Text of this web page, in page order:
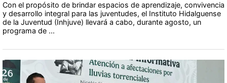
Con el propósito de brindar espacios de aprendizaje, convivencia
y desarrollo integral para las juventudes, el Instituto Hidalguense
de la Juventud (Inhjuve) llevará a cabo, durante agosto, un
programa de ...